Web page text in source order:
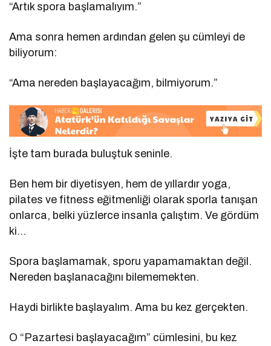
“Artık spora başlamalıyım.”
Ama sonra hemen ardından gelen şu cümleyi de
biliyorum:
“Ama nereden başlayacağım, bilmiyorum.”
İşte tam burada buluştuk seninle.
Ben hem bir diyetisyen, hem de yıllardır yoga,
pilates ve fitness eğitmenliği olarak sporla tanışan
onlarca, belki yüzlerce insanla çalıştım. Ve gördüm
ki…
Spora başlamamak, sporu yapamamaktan değil.
Nereden başlanacağını bilememekten.
Haydi birlikte başlayalım. Ama bu kez gerçekten.
O “Pazartesi başlayacağım” cümlesini, bu kez